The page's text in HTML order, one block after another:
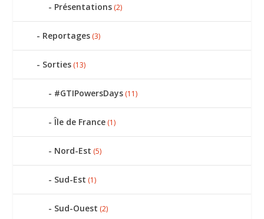
Présentations (2)
Reportages (3)
Sorties (13)
#GTIPowersDays (11)
Île de France (1)
Nord-Est (5)
Sud-Est (1)
Sud-Ouest (2)